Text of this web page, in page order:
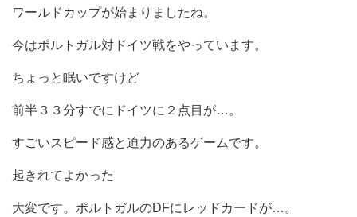
ワールドカップが始まりましたね。
今はポルトガル対ドイツ戦をやっています。
ちょっと眠いですけど
前半３３分すでにドイツに２点目が…。
すごいスピード感と迫力のあるゲームです。
起きれてよかった
大変です。ポルトガルのDFにレッドカードが…。